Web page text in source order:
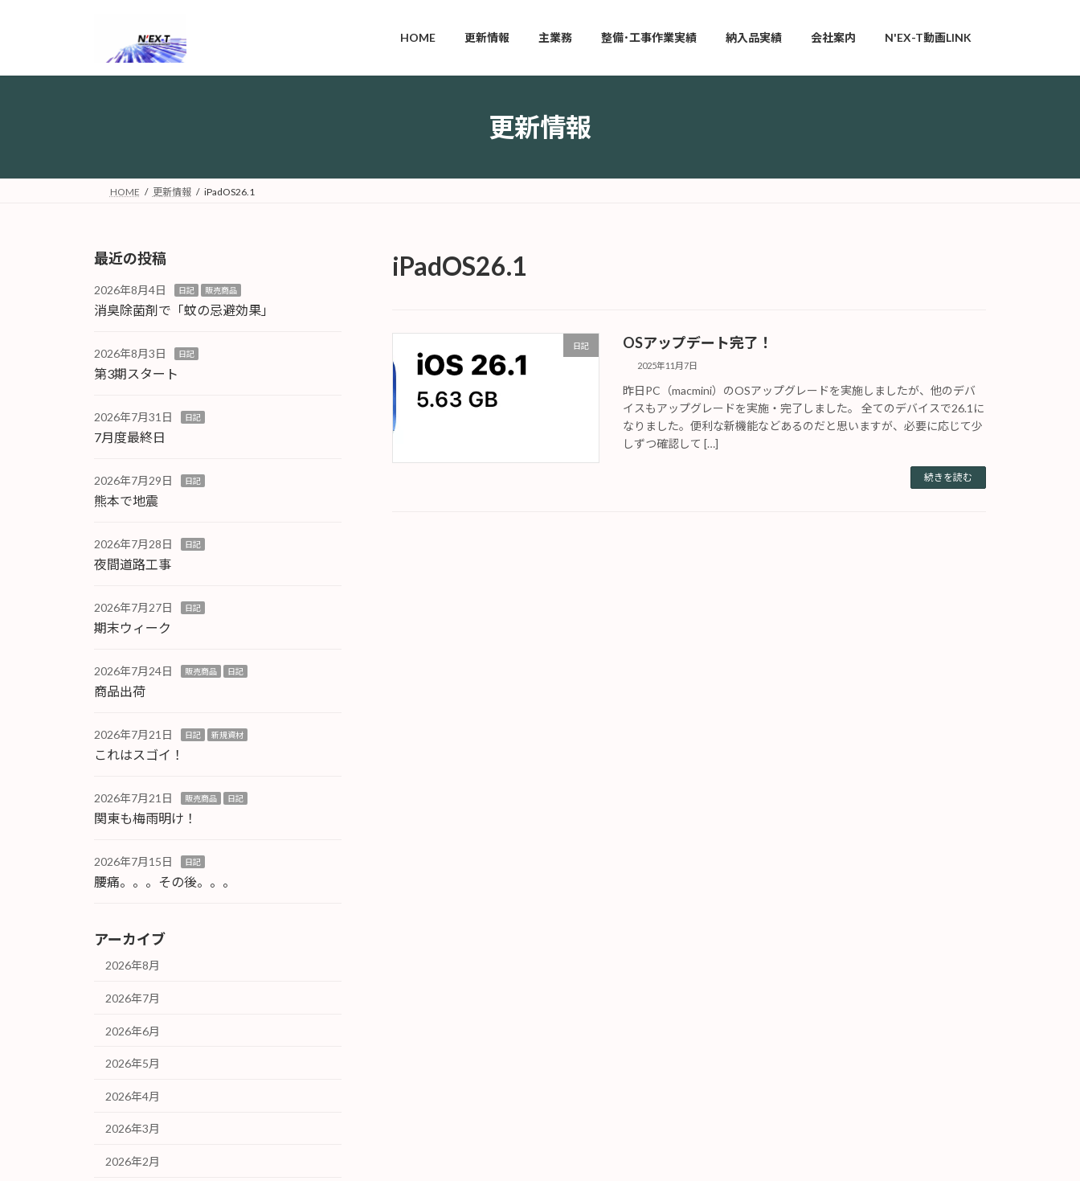
プ
動
HOME 更新情報 主業務 整備･工事作業実績 納入品実績 会社案内 N'EX-T動画LINK
更新情報
HOME 更新情報 iPadOS26.1
iPadOS26.1
日記 OSアップデート完了！
2025年11月7日
昨日PC（macmini）のOSアップグレードを実施しましたが、他のデバ
イスもアップグレードを実施・完了しました。 全てのデバイスで26.1に
なりました。便利な新機能などあるのだと思いますが、必要に応じて少
しずつ確認して […]
続きを読む
最近の投稿
2026年8月4日 日記 販売商品
消臭除菌剤で「蚊の忌避効果」
2026年8月3日 日記
第3期スタート
2026年7月31日 日記
7月度最終日
2026年7月29日 日記
熊本で地震
2026年7月28日 日記
夜間道路工事
2026年7月27日 日記
期末ウィーク
2026年7月24日 販売商品 日記
商品出荷
2026年7月21日 日記 新規資材
これはスゴイ！
2026年7月21日 販売商品 日記
関東も梅雨明け！
2026年7月15日 日記
腰痛。。。その後。。。
アーカイブ
2026年8月
2026年7月
2026年6月
2026年5月
2026年4月
2026年3月
2026年2月